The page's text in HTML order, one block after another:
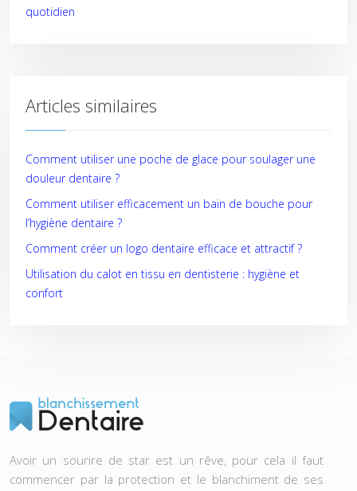
quotidien
Articles similaires
Comment utiliser une poche de glace pour soulager une
douleur dentaire ?
Comment utiliser efficacement un bain de bouche pour
l’hygiène dentaire ?
Comment créer un logo dentaire efficace et attractif ?
Utilisation du calot en tissu en dentisterie : hygiène et
confort
Avoir un sourire de star est un rêve, pour cela il faut
commencer par la protection et le blanchiment de ses